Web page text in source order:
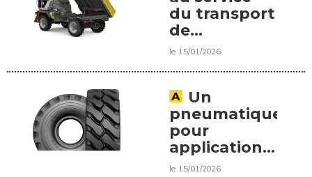
du transport
de
matériaux
le 15/01/2026
Un
pneumatique
pour
applications
sévères
le 15/01/2026